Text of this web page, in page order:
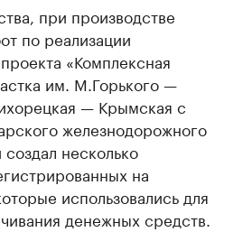
при производстве
по реализации
«Комплексная
им. М.Горького —
— Крымская с
железнодорожного
несколько
на
использовались для
денежных средств.